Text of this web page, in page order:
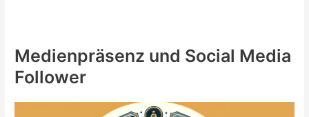
Medienpräsenz und Social Media
Follower